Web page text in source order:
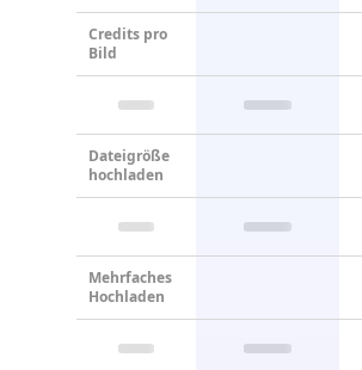
Credits pro
Bild
Dateigröße
hochladen
Mehrfaches
Hochladen